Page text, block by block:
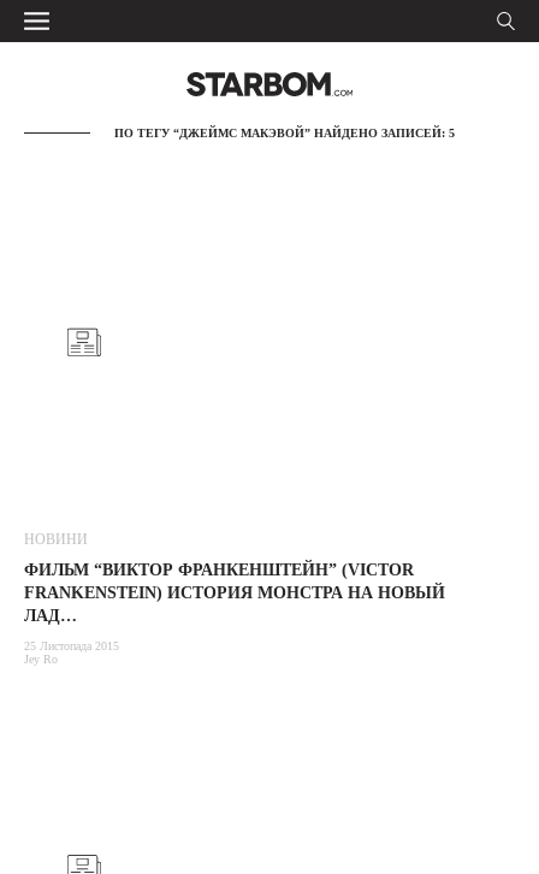
ПО ТЕГУ “ДЖЕЙМС МАКЭВОЙ” НАЙДЕНО ЗАПИСЕЙ: 5
НОВИНИ
ФИЛЬМ “ВИКТОР ФРАНКЕНШТЕЙН” (VICTOR
FRANKENSTEIN) ИСТОРИЯ МОНСТРА НА НОВЫЙ
ЛАД…
25 Листопада 2015
Jey Ro